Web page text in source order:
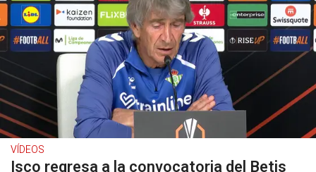
VÍDEOS
Isco regresa a la convocatoria del Betis